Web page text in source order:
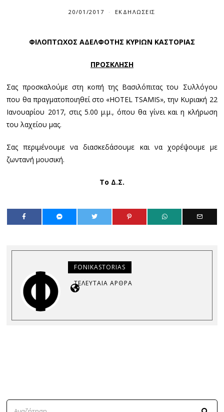
20/01/2017 ΕΚΔΗΛΏΣΕΙΣ
ΦΙΛΟΠΤΩΧΟΣ ΑΔΕΛΦΟΤΗΣ ΚΥΡΙΩΝ ΚΑΣΤΟΡΙΑΣ
ΠΡΟΣΚΛΗΣΗ
Σας προσκαλούμε στη κοπή της Βασιλόπιτας του Συλλόγου
που θα πραγματοποιηθεί στο «HOTEL TSAMIS», την Κυριακή 22
Ιανουαρίου 2017, στις 5.00 μ.μ., όπου θα γίνει και η κλήρωση
του λαχείου μας.
Σας περιμένουμε να διασκεδάσουμε και να χορέψουμε με
ζωντανή μουσική.
Το Δ.Σ.
FONIKASTORIAS
ΤΕΛΕΥΤΑΊΑ ΆΡΘΡΑ